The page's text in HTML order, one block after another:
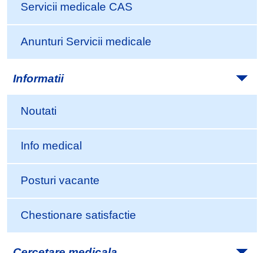
Servicii medicale CAS
Anunturi Servicii medicale
Informatii
Noutati
Info medical
Posturi vacante
Chestionare satisfactie